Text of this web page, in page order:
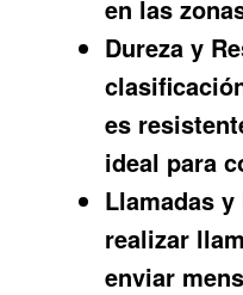
en las
Dureza y
es
ideal para
Llamadas y
realizar
enviar